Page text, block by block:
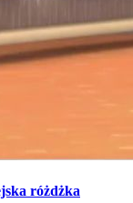
różdżka